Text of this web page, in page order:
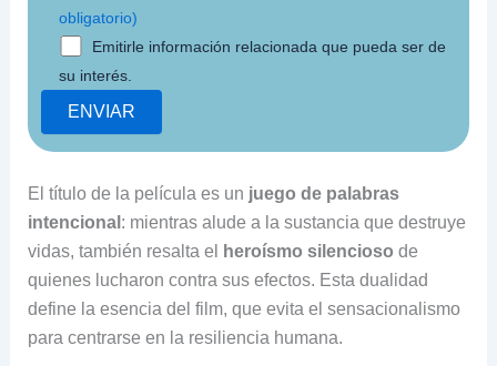
obligatorio)
Emitirle información relacionada que pueda ser de
su interés.
El título de la película es un juego de palabras
intencional : mientras alude a la sustancia que destruye
vidas, también resalta el
heroísmo silencioso de
quienes lucharon contra sus efectos. Esta dualidad
define la esencia del film, que evita el sensacionalismo
para centrarse en la resiliencia humana.